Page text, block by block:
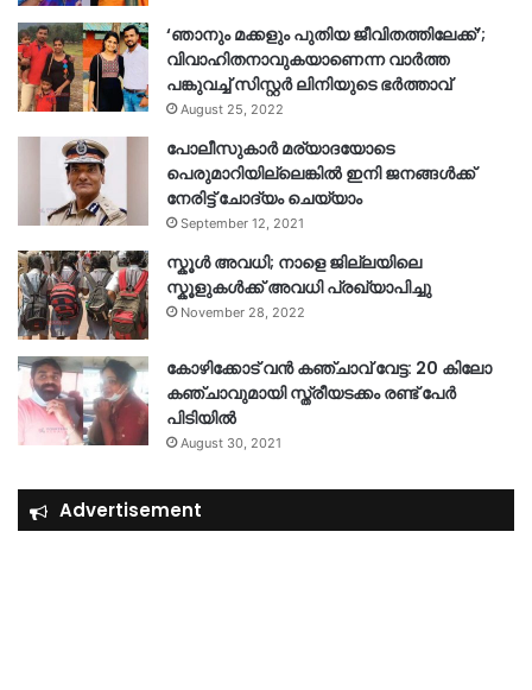
‘ഞാനും മക്കളും പുതിയ ജീവിതത്തിലേക്ക്’;
വിവാഹിതനാവുകയാണെന്ന വാർത്ത
പങ്കുവച്ച് സിസ്റ്റർ ലിനിയുടെ ഭർത്താവ്
August 25, 2022
പോലീസുകാര്‍ മര്യാദയോടെ
പെരുമാറിയില്ലെങ്കില്‍ ഇനി ജനങ്ങള്‍ക്ക്
നേരിട്ട് ചോദ്യം ചെയ്യാം
September 12, 2021
സ്കൂൾ അവധി; നാളെ ജില്ലയിലെ
സ്കൂളുകൾക്ക് അവധി പ്രഖ്യാപിച്ചു
November 28, 2022
കോഴിക്കോട് വൻ കഞ്ചാവ് വേട്ട: 20 കിലോ
കഞ്ചാവുമായി സ്ത്രീയടക്കം രണ്ട് പേർ
പിടിയിൽ
August 30, 2021
Advertisement